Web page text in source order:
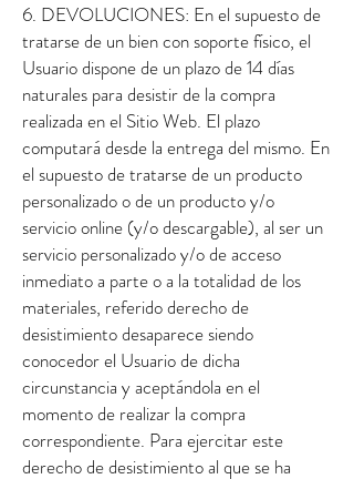
6. DEVOLUCIONES: En el supuesto de
tratarse de un bien con soporte físico, el
Usuario dispone de un plazo de 14 días
naturales para desistir de la compra
realizada en el Sitio Web. El plazo
computará desde la entrega del mismo. En
el supuesto de tratarse de un producto
personalizado o de un producto y/o
servicio online (y/o descargable), al ser un
servicio personalizado y/o de acceso
inmediato a parte o a la totalidad de los
materiales, referido derecho de
desistimiento desaparece siendo
conocedor el Usuario de dicha
circunstancia y aceptándola en el
momento de realizar la compra
correspondiente. Para ejercitar este
derecho de desistimiento al que se ha